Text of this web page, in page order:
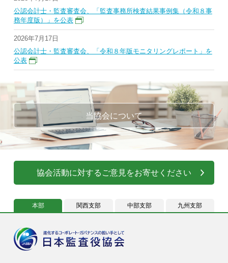
公認会計士・監査審査会、「監査事務所検査結果事例集（令和８事
務年度版）」を公表
2026年7月17日
公認会計士・監査審査会、「令和８年版モニタリングレポート」を
公表
当協会について
協会活動に対するご意見をお寄せください
本部 関西支部 中部支部 九州支部